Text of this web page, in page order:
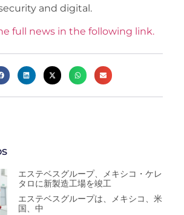
and digital.
full news in the following link.
エステベスグループ、メキシコ・ケレ
タロに新製造工場を竣工
エステベスグループは、メキシコ、米
国、中